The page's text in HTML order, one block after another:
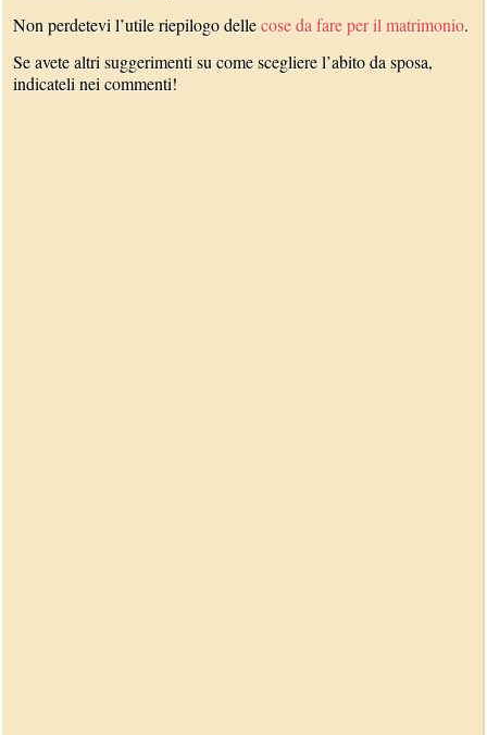
Non perdetevi l’utile riepilogo dellecose da fare per il matrimonio.
Se avete altri suggerimenti su come scegliere l’abito da sposa,
indicateli nei commenti!